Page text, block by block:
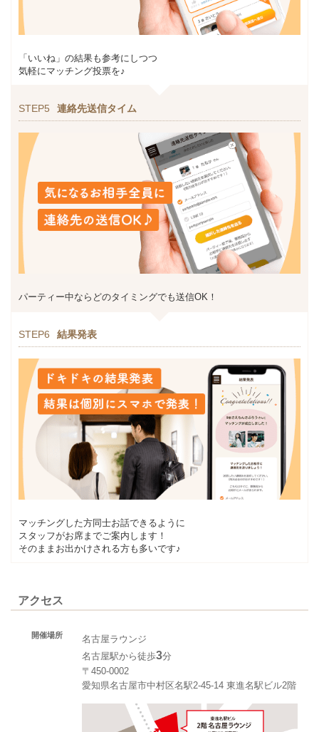
「いいね」の結果も参考にしつつ
気軽にマッチング投票を♪
STEP5 連絡先送信タイム
パーティー中ならどのタイミングでも送信OK！
STEP6 結果発表
マッチングした方同士お話できるように
スタッフがお席までご案内します！
そのままお出かけされる方も多いです♪
アクセス
開催場所
名古屋ラウンジ
名古屋駅から徒歩3分
〒450-0002
愛知県名古屋市中村区名駅2-45-14 東進名駅ビル2階